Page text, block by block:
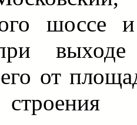
шоссе и
выходе
от